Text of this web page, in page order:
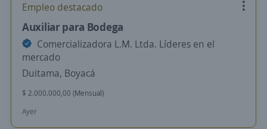
Empleo destacado
Auxiliar para Bodega
Comercializadora L.M. Ltda. Líderes en el
mercado
Duitama, Boyacá
$ 2.000.000,00 (Mensual)
Ayer